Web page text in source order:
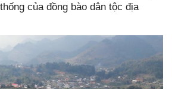
của đồng bào dân tộc địa